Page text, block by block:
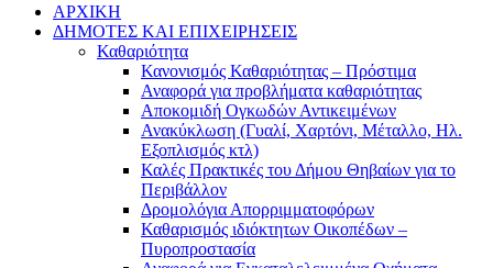
ΑΡΧΙΚΗ
ΔΗΜΟΤΕΣ ΚΑΙ ΕΠΙΧΕΙΡΗΣΕΙΣ
Καθαριότητα
Κανονισμός Καθαριότητας – Πρόστιμα
Αναφορά για προβλήματα καθαριότητας
Αποκομιδή Ογκωδών Αντικειμένων
Ανακύκλωση (Γυαλί, Χαρτόνι, Μέταλλο, Ηλ.
Εξοπλισμός κτλ)
Καλές Πρακτικές του Δήμου Θηβαίων για το
Περιβάλλον
Δρομολόγια Απορριμματοφόρων
Καθαρισμός ιδιόκτητων Οικοπέδων –
Πυροπροστασία